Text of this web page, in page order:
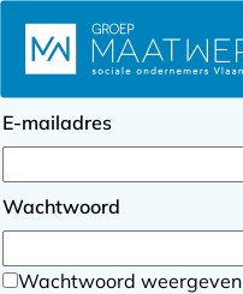
Inloggen
E-mailadres
Wachtwoord
Wachtwoord weergeven